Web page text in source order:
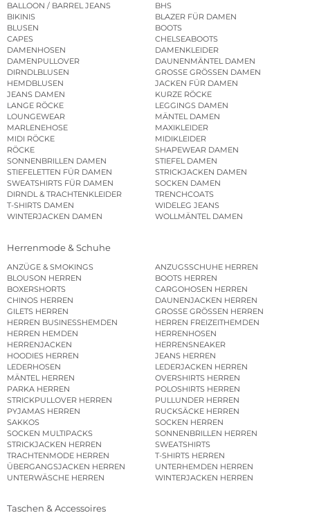
BALLOON / BARREL JEANS
BHS
BIKINIS
BLAZER FÜR DAMEN
BLUSEN
BOOTS
CAPES
CHELSEABOOTS
DAMENHOSEN
DAMENKLEIDER
DAMENPULLOVER
DAUNENMÄNTEL DAMEN
DIRNDLBLUSEN
GROSSE GRÖSSEN DAMEN
HEMDBLUSEN
JACKEN FÜR DAMEN
JEANS DAMEN
KURZE RÖCKE
LANGE RÖCKE
LEGGINGS DAMEN
LOUNGEWEAR
MÄNTEL DAMEN
MARLENEHOSE
MAXIKLEIDER
MIDI RÖCKE
MIDIKLEIDER
RÖCKE
SHAPEWEAR DAMEN
SONNENBRILLEN DAMEN
STIEFEL DAMEN
STIEFELETTEN FÜR DAMEN
STRICKJACKEN DAMEN
SWEATSHIRTS FÜR DAMEN
SOCKEN DAMEN
DIRNDL & TRACHTENKLEIDER
TRENCHCOATS
T-SHIRTS DAMEN
WIDELEG JEANS
WINTERJACKEN DAMEN
WOLLMÄNTEL DAMEN
Herrenmode & Schuhe
ANZÜGE & SMOKINGS
ANZUGSSCHUHE HERREN
BLOUSON HERREN
BOOTS HERREN
BOXERSHORTS
CARGOHOSEN HERREN
CHINOS HERREN
DAUNENJACKEN HERREN
GILETS HERREN
GROSSE GRÖSSEN HERREN
HERREN BUSINESSHEMDEN
HERREN FREIZEITHEMDEN
HERREN HEMDEN
HERRENHOSEN
HERRENJACKEN
HERRENSNEAKER
HOODIES HERREN
JEANS HERREN
LEDERHOSEN
LEDERJACKEN HERREN
MÄNTEL HERREN
OVERSHIRTS HERREN
PARKA HERREN
POLOSHIRTS HERREN
STRICKPULLOVER HERREN
PULLUNDER HERREN
PYJAMAS HERREN
RUCKSÄCKE HERREN
SAKKOS
SOCKEN HERREN
SOCKEN MULTIPACKS
SONNENBRILLEN HERREN
STRICKJACKEN HERREN
SWEATSHIRTS
TRACHTENMODE HERREN
T-SHIRTS HERREN
ÜBERGANGSJACKEN HERREN
UNTERHEMDEN HERREN
UNTERWÄSCHE HERREN
WINTERJACKEN HERREN
Taschen & Accessoires